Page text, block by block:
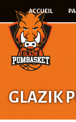
ACCUEIL
GLAZIK